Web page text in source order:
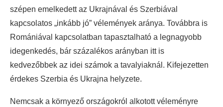
szépen emelkedett az Ukrajnával és Szerbiával
kapcsolatos „inkább jó” vélemények aránya. Továbbra is
Romániával kapcsolatban tapasztalható a legnagyobb
idegenkedés, bár százalékos arányban itt is
kedvezőbbek az idei számok a tavalyiaknál. Kifejezetten
érdekes Szerbia és Ukrajna helyzete.
Nemcsak a környező országokról alkotott véleményre